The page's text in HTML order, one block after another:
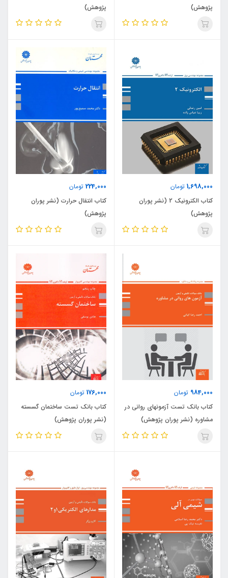
پژوهش)
پژوهش)
1,698,000 تومان
کتاب الکترونیک 2 (نشر پوران
پژوهش)
224,000 تومان
کتاب انتقال حرارت (نشر پوران
پژوهش)
984,000 تومان
کتاب بانک تست آزمونهای روانی در
مشاوره (نشر پوران پژوهش)
176,000 تومان
کتاب بانک تست ساختمان گسسته
(نشر پوران پژوهش)